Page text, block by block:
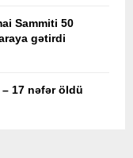
Sammiti 50
gətirdi
17 nəfər öldü